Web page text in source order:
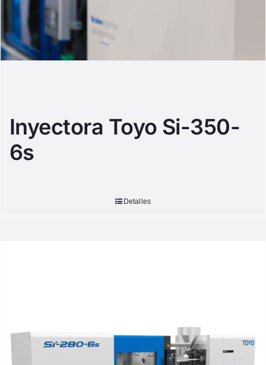
Inyectora Toyo Si-350-
6s
Detalles